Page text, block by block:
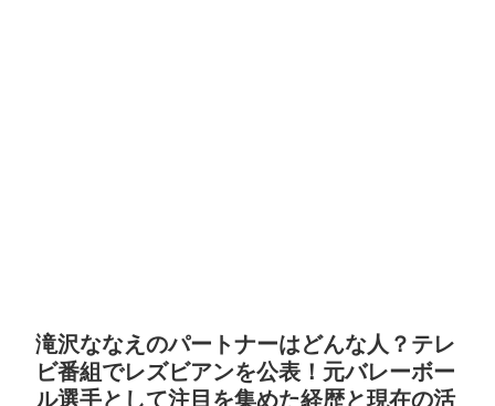
滝沢ななえのパートナーはどんな人？テレ
ビ番組でレズビアンを公表！元バレーボー
ル選手として注目を集めた経歴と現在の活